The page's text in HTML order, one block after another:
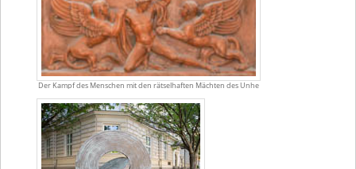
Der Kampf des Menschen mit den rätselhaften Mächten des Unhe